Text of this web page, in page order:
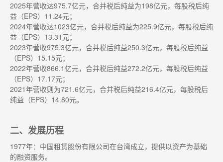
2025年营收达975.7亿元，合并税后纯益为198亿元，每股税后纯
益（EPS）11.24元；
2024年营收达1023亿元，合并税后纯益为225.9亿元，每股税后纯
益（EPS）13.31元；
2023年营收975.3亿元，合并税后纯益250.3亿元，每股税后纯益
（EPS）15.15元；
2022年营收866.1亿元，合并税后纯益272.2亿元，每股税后纯益
（EPS）17.17元；
2021年营收则为721.6亿元，合并税后纯益216.4亿元，每股税后
纯益（EPS）14.80元。
二、发展历程
1977年：中国租赁股份有限公司在台湾成立，提供以资产为基础
的融资服务。